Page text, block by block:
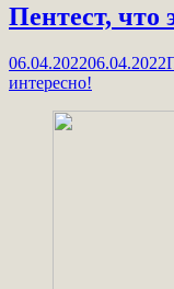
Пентест, что
06.04.202206.04.2022
интересно!